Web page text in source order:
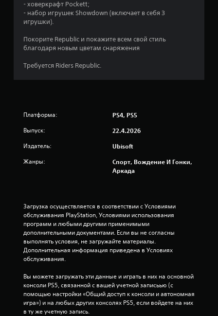
п
з
о
с
- ховеркрафт Pockett;
- набор игрушек Showdown (включает в себя 3
игрушки).
Покорите Republic и покажите всем свой стиль
благодаря новым цветам снаряжения
Требуется Riders Republic.
Платформа: PS4, PS5
Выпуск: 22.4.2026
Издатель: Ubisoft
Жанры:
Спорт, Вождение И Гонки,
Аркада
Загрузка осуществляется в соответствии с Условиями
обслуживания PlayStation, Условиями использования
программ и любыми другими применимыми
дополнительными документами. Если вы не согласны
выполнять условия, не загружайте материалы.
Дополнительная информация приведена в Условиях
обслуживания.
Вы можете загружать эти данные и играть в них на основной
консоли PS5, связанной с вашей учетной записьью (с
помощью настройки «Общий доступ к консоли и автономная
игра») и на любых других консолях PS5, если войдете на них
в ту же учетную запись.